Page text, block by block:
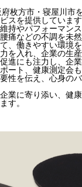
枚方市・寝屋川市
スを提供していま
持やパフォーマン
痛などの不調を未
、働きやすい環境を
を入れ、企業の生
進にも注力し、企
ート、健康測定会
性を伝え、心身の
業に寄り添い、健
す。